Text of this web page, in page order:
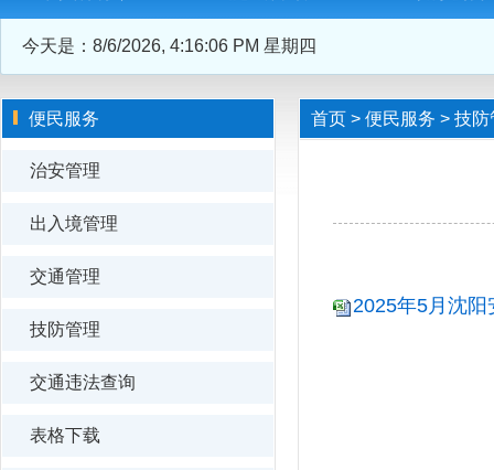
今天是： 8/6/2026, 4:16:06 PM 星期四
便民服务
治安管理
出入境管理
交通管理
技防管理
交通违法查询
表格下载
首页 > 便民服务 > 技防
2025年5月沈